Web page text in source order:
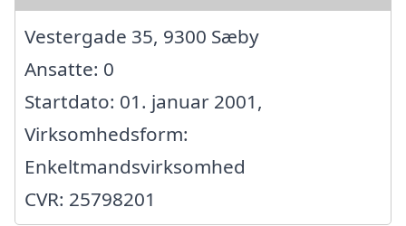
Vestergade 35, 9300 Sæby
Ansatte: 0
Startdato: 01. januar 2001,
Virksomhedsform:
Enkeltmandsvirksomhed
CVR: 25798201